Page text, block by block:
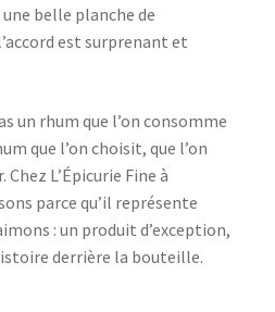
belle planche de
est surprenant et
un rhum que l’on consomme
que l’on choisit, que l’on
L’Épicurie Fine à
parce qu’il représente
: un produit d’exception,
derrière la bouteille.